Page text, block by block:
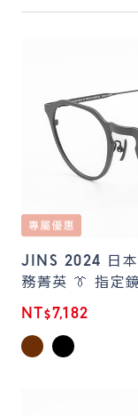
JINS 2024 日本
務菁英 👔 指定
NT$7,182